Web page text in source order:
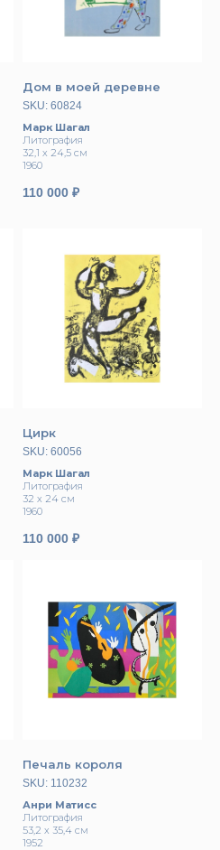
Дом в моей деревне
SKU: 60824
Марк Шагал
Литография
32,1 х 24,5 см
1960
110 000 ₽
Цирк
SKU: 60056
Марк Шагал
Литография
32 х 24 см
1960
110 000 ₽
Печаль короля
SKU: 110232
Анри Матисс
Литография
53,2 х 35,4 см
1952